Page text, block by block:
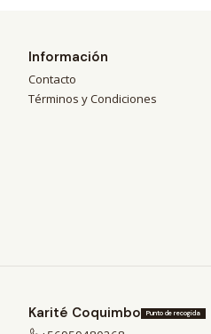
Información
Contacto
Términos y Condiciones
Karité Coquimbo Punto de recogida